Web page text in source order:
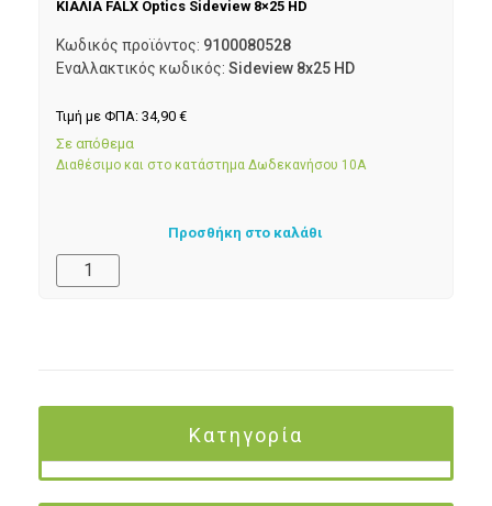
ΚΙΑΛΙΑ FALX Optics Sideview 8×25 HD
Κωδικός προϊόντος: 9100080528
Εναλλακτικός κωδικός: Sideview 8x25 HD
Τιμή με ΦΠΑ: 34,90 €
Σε απόθεμα
Διαθέσιμο και στο κατάστημα Δωδεκανήσου 10Α
Προσθήκη στο καλάθι
Κατηγορία